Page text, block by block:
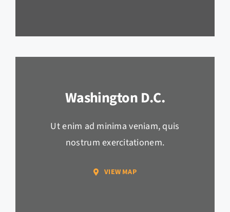
Washington D.c.
Ut enim ad minima veniam, quis
nostrum exercitationem.
VIEW MAP